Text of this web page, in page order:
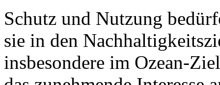
Schutz und Nutzung
sie in den
insbesondere im Ozean-